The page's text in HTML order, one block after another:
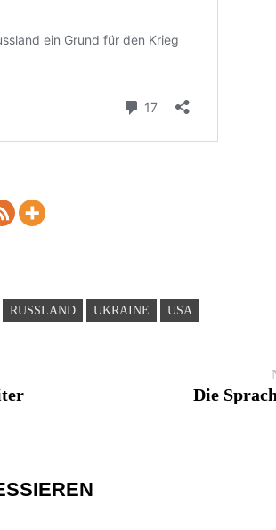
RUSSLAND UKRAINE USA
Die